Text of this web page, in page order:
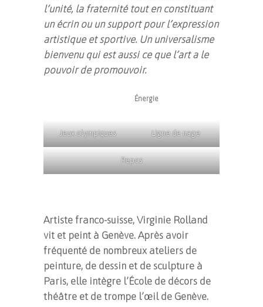
l’unité, la fraternité tout en constituant
un écrin ou un support pour l’expression
artistique et sportive. Un universalisme
bienvenu qui est aussi ce que l’art a le
pouvoir de promouvoir.
Énergie
Jeux olympiques Ligne de nage
Repos
Artiste franco-suisse, Virginie Rolland
vit et peint à Genève. Après avoir
fréquenté de nombreux ateliers de
peinture, de dessin et de sculpture à
Paris, elle intègre l’École de décors de
théâtre et de trompe l’œil de Genève.